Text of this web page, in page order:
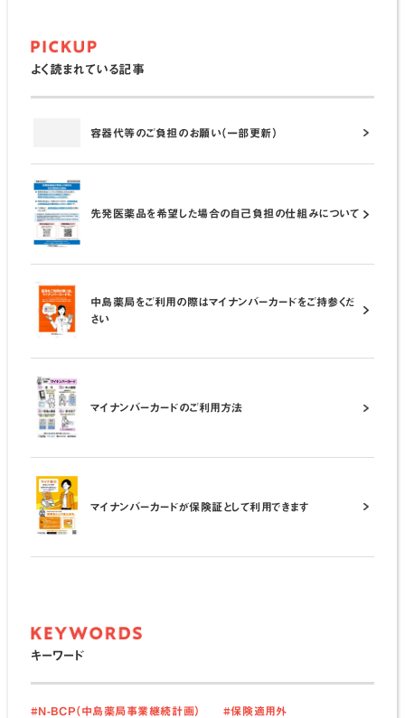
よく読まれている記事
容器代等のご負担のお願い（一部更新）
先発医薬品を希望した場合の自己負担の仕組みについて
中島薬局をご利用の際はマイナンバーカードをご持参くだ
さい
マイナンバーカードのご利用方法
マイナンバーカードが保険証として利用できます
キーワード
#N-BCP（中島薬局事業継続計画）
#保険適用外